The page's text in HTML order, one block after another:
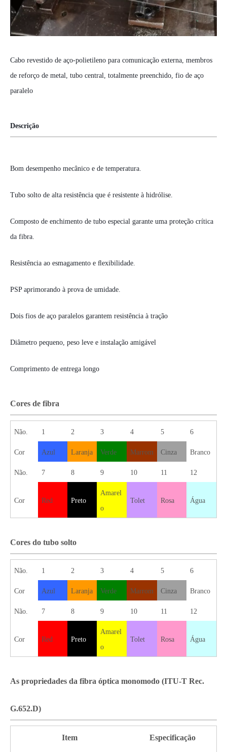
Cabo revestido de aço-polietileno para comunicação externa, membros
de reforço de metal, tubo central, totalmente preenchido, fio de aço
paralelo
Descrição
Bom desempenho mecânico e de temperatura.
Tubo solto de alta resistência que é resistente à hidrólise.
Composto de enchimento de tubo especial garante uma proteção crítica
da fibra.
Resistência ao esmagamento e ﬂexibilidade.
PSP aprimorando à prova de umidade.
Dois fios de aço paralelos garantem resistência à tração
Diâmetro pequeno, peso leve e instalação amigável
Comprimento de entrega longo
Cores de fibra
Não. 1 2 3 4 5 6
Cor Azul Laranja Verde Marrom Cinza Branco
Não. 7 8 9 10 11 12
Cor Red Preto
Amarel
o
Tolet Rosa Água
Cores do tubo solto
Não. 1 2 3 4 5 6
Cor Azul Laranja Verde Marrom Cinza Branco
Não. 7 8 9 10 11 12
Cor Red Preto
Amarel
o
Tolet Rosa Água
As propriedades da fibra óptica monomodo (ITU-T Rec.
G.652.D)
Item Especificação